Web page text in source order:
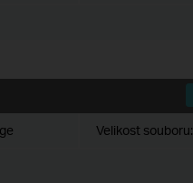
Velikost souboru: